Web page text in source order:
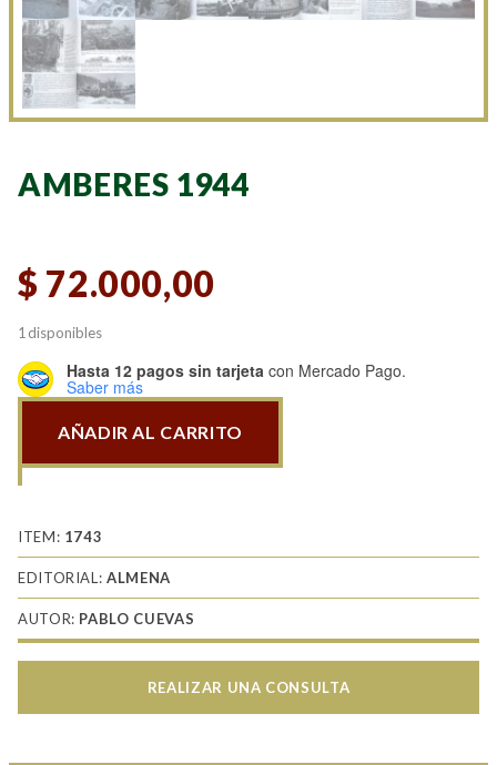
AMBERES 1944
$ 72.000,00
1 disponibles
Hasta 12 pagos sin tarjeta con Mercado Pago.
Saber más
1944
AÑADIR AL CARRITO
ITEM: 1743
EDITORIAL:ALMENA
AUTOR: PABLO CUEVAS
REALIZAR UNA CONSULTA